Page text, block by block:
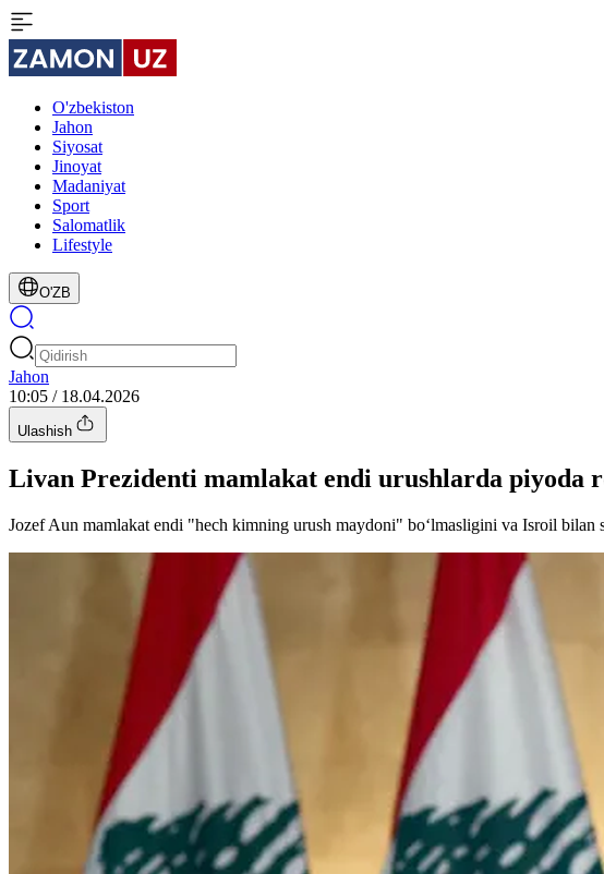
O'zbekiston
Jahon
Siyosat
Jinoyat
Madaniyat
Sport
Salomatlik
Lifestyle
O'ZB
Jahon
10:05 / 18.04.2026
Ulashish
Livan Prezidenti mamlakat endi urushlarda piyoda
Jozef Aun mamlakat endi "hech kimning urush maydoni" bo‘lmasligini va Isroil